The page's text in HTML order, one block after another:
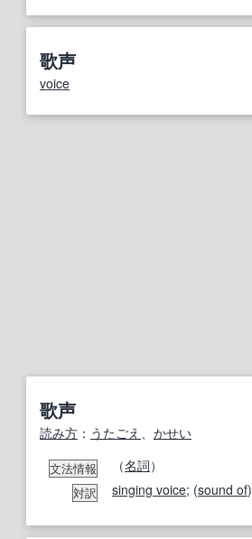
歌声
voice
歌声
読み方 ： うたごえ かせい
文法情報 （名詞）
対訳 singing voice; (sound of)